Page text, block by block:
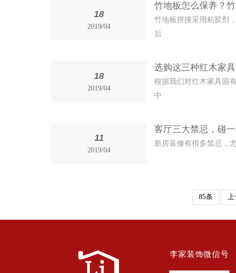
18
2019/04
竹地板怎么保养？
竹地板拼接采用粘胶剂
后
18
2019/04
选购这三种红木家
根据我们对红木家具固
中
11
2019/04
客厅三大禁忌，碰
新房装修有很多禁忌，
85条 上
李家装饰微信号